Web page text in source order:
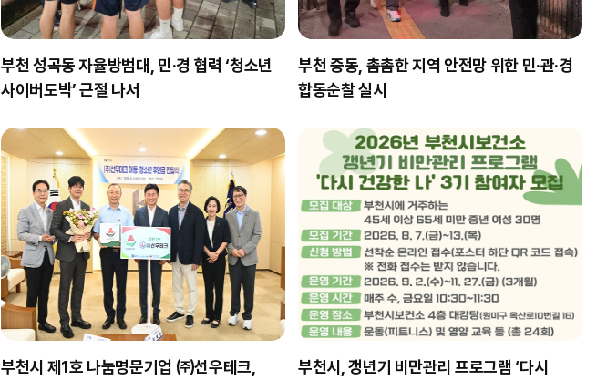
부천 성곡동 자율방범대, 민·경 협력 ‘청소년
사이버도박’ 근절 나서
부천 중동, 촘촘한 지역 안전망 위한 민·관·경
합동순찰 실시
부천시 제1호 나눔명문기업 ㈜선우테크,
부천시, 갱년기 비만관리 프로그램 ‘다시